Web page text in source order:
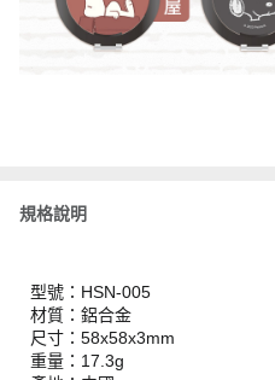
規格說明
型號：HSN-005
材質：鋁合金
尺寸：58x58x3mm
重量：17.3g